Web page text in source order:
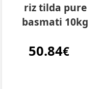
riz tilda pure
basmati 10kg
50.84€